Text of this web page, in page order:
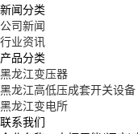
新闻分类
公司新闻
行业资讯
产品分类
黑龙江变压器
黑龙江高低压成套开关设备
黑龙江变电所
联系我们